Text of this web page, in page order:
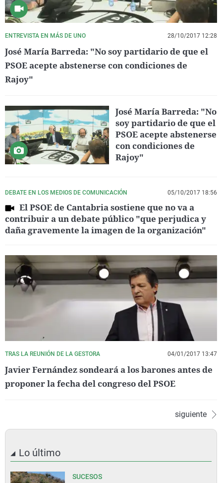
ENTREVISTA EN MÁS DE UNO 28/10/2017 12:28
José María Barreda: "No soy partidario de que el
PSOE acepte abstenerse con condiciones de
Rajoy"
José María Barreda: "No
soy partidario de que el
PSOE acepte abstenerse
con condiciones de
Rajoy"
DEBATE EN LOS MEDIOS DE COMUNICACIÓN 05/10/2017 18:56
El PSOE de Cantabria sostiene que no va a
contribuir a un debate público "que perjudica y
daña gravemente la imagen de la organización"
TRAS LA REUNIÓN DE LA GESTORA 04/01/2017 13:47
Javier Fernández sondeará a los barones antes de
proponer la fecha del congreso del PSOE
siguiente
Lo último
SUCESOS